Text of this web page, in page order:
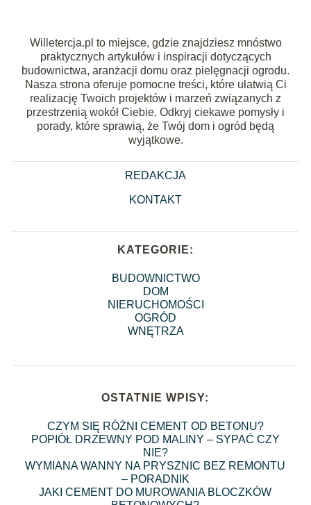
Willetercja.pl to miejsce, gdzie znajdziesz mnóstwo
praktycznych artykułów i inspiracji dotyczących
budownictwa, aranżacji domu oraz pielęgnacji ogrodu.
Nasza strona oferuje pomocne treści, które ułatwią Ci
realizację Twoich projektów i marzeń związanych z
przestrzenią wokół Ciebie. Odkryj ciekawe pomysły i
porady, które sprawią, że Twój dom i ogród będą
wyjątkowe.
REDAKCJA
KONTAKT
KATEGORIE:
BUDOWNICTWO
DOM
NIERUCHOMOŚCI
OGRÓD
WNĘTRZA
OSTATNIE WPISY:
CZYM SIĘ RÓŻNI CEMENT OD BETONU?
POPIÓŁ DRZEWNY POD MALINY – SYPAĆ CZY
NIE?
WYMIANA WANNY NA PRYSZNIC BEZ REMONTU
– PORADNIK
JAKI CEMENT DO MUROWANIA BLOCZKÓW